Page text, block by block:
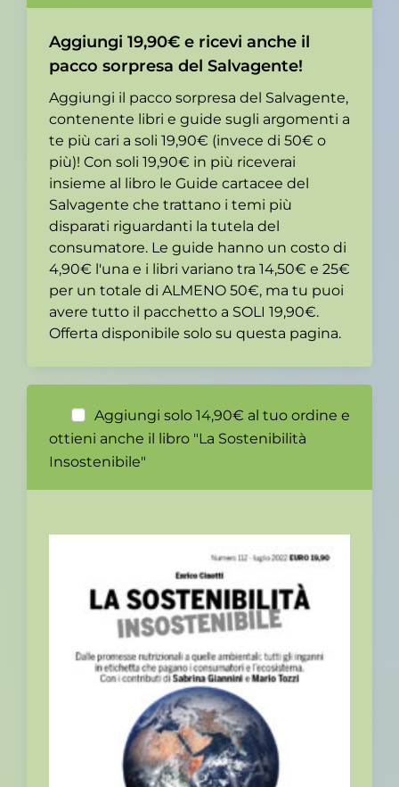
Aggiungi 19,90€ e ricevi anche il
pacco sorpresa del Salvagente!
Aggiungi il pacco sorpresa del Salvagente,
contenente libri e guide sugli argomenti a
te più cari a soli 19,90€ (invece di 50€ o
più)! Con soli 19,90€ in più riceverai
insieme al libro le Guide cartacee del
Salvagente che trattano i temi più
disparati riguardanti la tutela del
consumatore. Le guide hanno un costo di
4,90€ l'una e i libri variano tra 14,50€ e 25€
per un totale di ALMENO 50€, ma tu puoi
avere tutto il pacchetto a SOLI 19,90€.
Offerta disponibile solo su questa pagina.
Aggiungi solo 14,90€ al tuo ordine e
ottieni anche il libro "La Sostenibilità
Insostenibile"